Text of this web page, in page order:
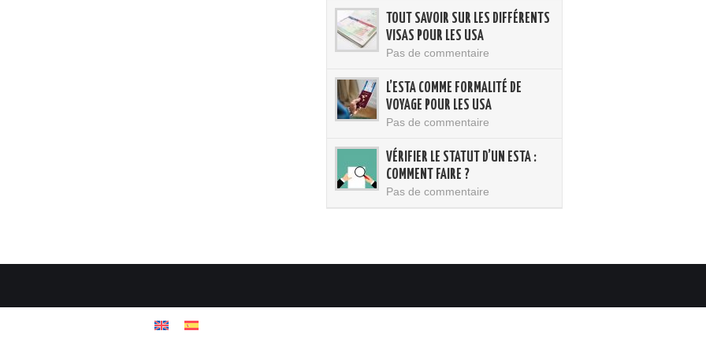
TOUT SAVOIR SUR LES DIFFÉRENTS
VISAS POUR LES USA
Pas de commentaire
L’ESTA COMME FORMALITÉ DE
VOYAGE POUR LES USA
Pas de commentaire
VÉRIFIER LE STATUT D’UN ESTA :
COMMENT FAIRE ?
Pas de commentaire